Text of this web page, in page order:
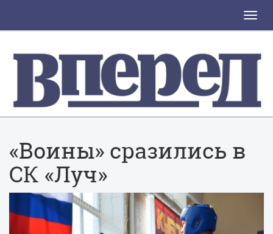
Toggle
«Воины» сразились в
СК «Луч»